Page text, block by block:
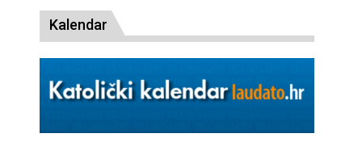
Kalendar